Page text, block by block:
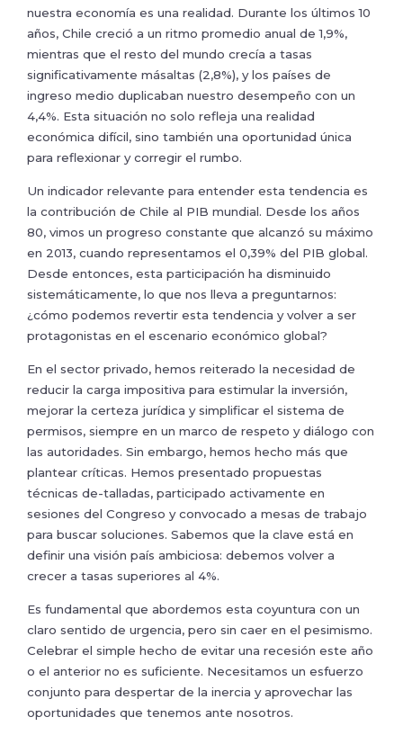
nuestra economía es una realidad. Durante los últimos 10
años, Chile creció a un ritmo promedio anual de 1,9%,
mientras que el resto del mundo crecía a tasas
significativamente másaltas (2,8%), y los países de
ingreso medio duplicaban nuestro desempeño con un
4,4%. Esta situación no solo refleja una realidad
económica difícil, sino también una oportunidad única
para reflexionar y corregir el rumbo.
Un indicador relevante para entender esta tendencia es
la contribución de Chile al PIB mundial. Desde los años
80, vimos un progreso constante que alcanzó su máximo
en 2013, cuando representamos el 0,39% del PIB global.
Desde entonces, esta participación ha disminuido
sistemáticamente, lo que nos lleva a preguntarnos:
¿cómo podemos revertir esta tendencia y volver a ser
protagonistas en el escenario económico global?
En el sector privado, hemos reiterado la necesidad de
reducir la carga impositiva para estimular la inversión,
mejorar la certeza jurídica y simplificar el sistema de
permisos, siempre en un marco de respeto y diálogo con
las autoridades. Sin embargo, hemos hecho más que
plantear críticas. Hemos presentado propuestas
técnicas de-talladas, participado activamente en
sesiones del Congreso y convocado a mesas de trabajo
para buscar soluciones. Sabemos que la clave está en
definir una visión país ambiciosa: debemos volver a
crecer a tasas superiores al 4%.
Es fundamental que abordemos esta coyuntura con un
claro sentido de urgencia, pero sin caer en el pesimismo.
Celebrar el simple hecho de evitar una recesión este año
o el anterior no es suficiente. Necesitamos un esfuerzo
conjunto para despertar de la inercia y aprovechar las
oportunidades que tenemos ante nosotros.